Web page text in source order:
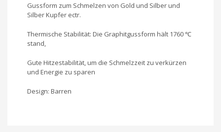
Gussform zum Schmelzen von Gold und Silber und
Silber Kupfer ectr.
Thermische Stabilität: Die Graphitgussform hält 1760 ℃
stand,
Gute Hitzestabilität, um die Schmelzzeit zu verkürzen
und Energie zu sparen
Design: Barren